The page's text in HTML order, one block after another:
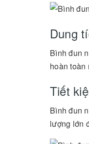
Dung
Bình đun
hoàn toàn
Tiết
Bình đun
lượng lớn